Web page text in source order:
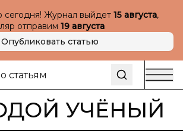
сегодня! Журнал выйдет 15 августа,
отправим 19 августа
Опубликовать статью
УЧЁНЫЙ